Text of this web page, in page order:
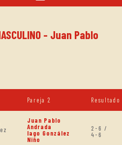
- Juan Pablo
Pareja 2 Resultado
Juan Pablo
Andrada
Iago González
Niño
2-6 /
4-6